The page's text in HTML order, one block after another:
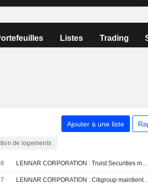
Listes Trading
Ajouter à une liste
de logements
LENNAR CORPORATION : Truist Securities maintient son opinion neutre
LENNAR